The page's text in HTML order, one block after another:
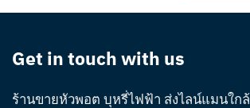
Get in touch with us
ร้านขายหัวพอต บุหรี่ไฟฟ้า ส่งไลน์แมนใกล้